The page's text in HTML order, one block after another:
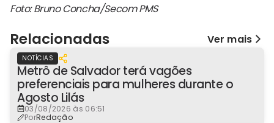
Foto: Bruno Concha/Secom PMS
Relacionadas Ver mais
NOTÍCIAS
Metrô de Salvador terá vagões
preferenciais para mulheres durante o
Agosto Lilás
03/08/2026 às 06:51
PorRedação